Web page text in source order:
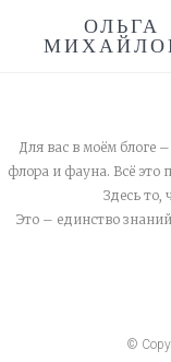
ОЛЬГА
Для вас в моём блоге
флора и фауна. Всё это
Здесь
Это – единство
©